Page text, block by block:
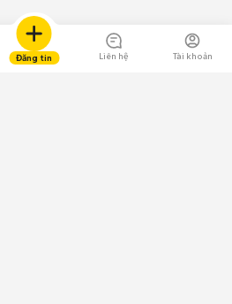
Đăng tin Liên hệ Tài khoản